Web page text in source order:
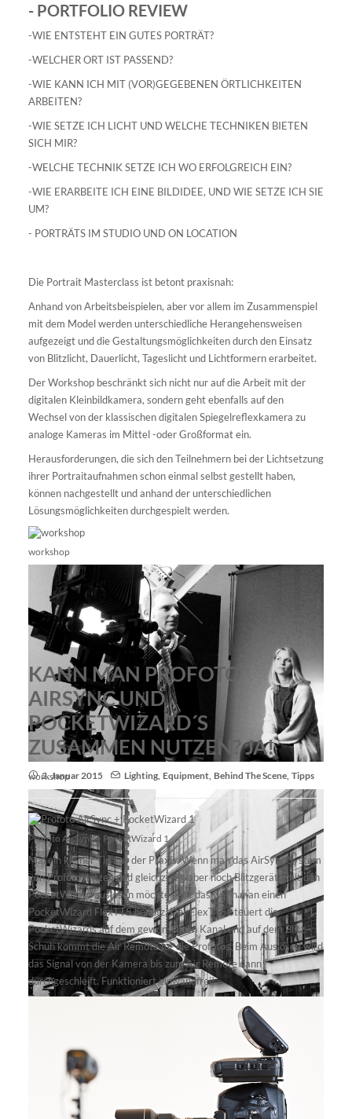
- PORTFOLIO REVIEW
-WIE ENTSTEHT EIN GUTES PORTRÄT?
-WELCHER ORT IST PASSEND?
-WIE KANN ICH MIT (VOR)GEGEBENEN ÖRTLICHKEITEN
ARBEITEN?
-WIE SETZE ICH LICHT UND WELCHE TECHNIKEN BIETEN
SICH MIR?
-WELCHE TECHNIK SETZE ICH WO ERFOLGREICH EIN?
-WIE ERARBEITE ICH EINE BILDIDEE, UND WIE SETZE ICH SIE
UM?
- PORTRÄTS IM STUDIO UND ON LOCATION
Die Portrait Masterclass ist betont praxisnah:
Anhand von Arbeitsbeispielen, aber vor allem im Zusammenspiel
mit dem Model werden unterschiedliche Herangehensweisen
aufgezeigt und die Gestaltungsmöglichkeiten durch den Einsatz
von Blitzlicht, Dauerlicht, Tageslicht und Lichtformern erarbeitet.
Der Workshop beschränkt sich nicht nur auf die Arbeit mit der
digitalen Kleinbildkamera, sondern geht ebenfalls auf den
Wechsel von der klassischen digitalen Spiegelreflexkamera zu
analoge Kameras im Mittel -oder Großformat ein.
Herausforderungen, die sich den Teilnehmern bei der Lichtsetzung
ihrer Portraitaufnahmen schon einmal selbst gestellt haben,
können nachgestellt und anhand der unterschiedlichen
Lösungsmöglichkeiten durchgespielt werden.
workshop
workshop
KANN MAN PROFOTO
AIRSYNC UND
POCKETWIZARD´S
ZUSAMMEN NUTZEN? JA!
2. Januar 2015 Lighting, Equipment, Behind The Scene, Tipps
Profoto AirSync + PocketWizard 1
Mal ein kleiner Tip aus der Praxis. Wenn man das AirSync System
von Profoto nutzen und gleichzeitig aber noch Blitzgeräte mit den
PocketWizard auslösen möchte geht das wenn man einen
PocketWizard FlexTT5 benutz. Der FlexTT5 steuert die
PocketWizards auf dem gewünschten Kanal und auf dem Blitz-
Schuh kommt die Air Remote für die Profotos. Beim Auslösen wird
das Signal von der Kamera bis zum Air Remote dann
durchgeschleift. Funktioniert einwandfrei!